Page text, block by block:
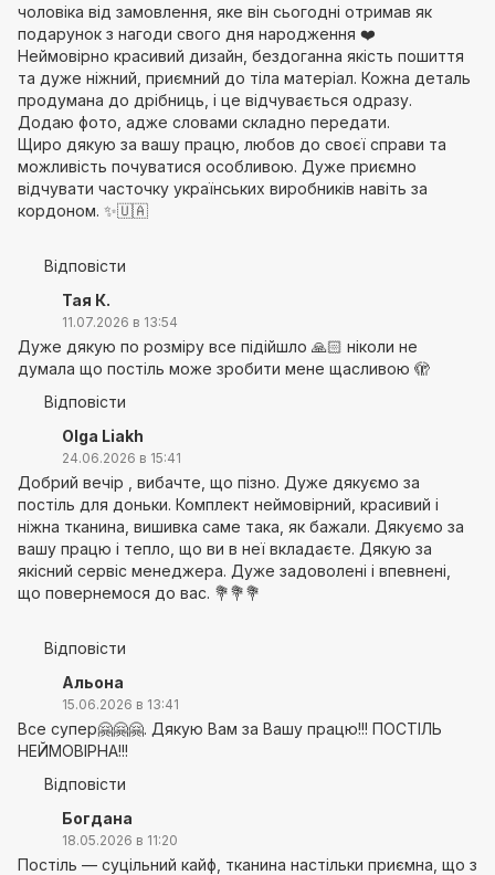
чоловіка від замовлення, яке він сьогодні отримав як
подарунок з нагоди свого дня народження ❤️
Неймовірно красивий дизайн, бездоганна якість пошиття
та дуже ніжний, приємний до тіла матеріал. Кожна деталь
продумана до дрібниць, і це відчувається одразу.
Додаю фото, адже словами складно передати.
Щиро дякую за вашу працю, любов до своєї справи та
можливість почуватися особливою. Дуже приємно
відчувати часточку українських виробників навіть за
кордоном. ✨🇺🇦
Відповісти
Тая К.
11.07.2026 в 13:54
Дуже дякую по розміру все підійшло 🙏🏻 ніколи не
думала що постіль може зробити мене щасливою 🫣
Відповісти
Olga Liakh
24.06.2026 в 15:41
Добрий вечір , вибачте, що пізно. Дуже дякуємо за
постіль для доньки. Комплект неймовірний, красивий і
ніжна тканина, вишивка саме така, як бажали. Дякуємо за
вашу працю і тепло, що ви в неї вкладаєте. Дякую за
якісний сервіс менеджера. Дуже задоволені і впевнені,
що повернемося до вас. 💐💐💐
Відповісти
Альона
15.06.2026 в 13:41
Все супер🤗🤗🤗. Дякую Вам за Вашу працю!!! ПОСТІЛЬ
НЕЙМОВІРНА!!!
Відповісти
Богдана
18.05.2026 в 11:20
Постіль — суцільний кайф, тканина настільки приємна, що з